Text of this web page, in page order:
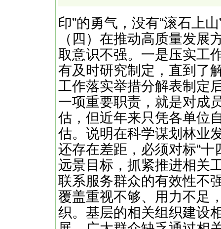
印”的勇气，没有“滚石上
（四）在推动高质量发展
取意识不强。一是压实工
有及时研究制定，直到了
工作落实举措分解表制定
一项重要职责，就是对成
估，但近年来只凭各单位
估。说明在科学谋划林业
还存在差距，必须对标“
远景目标，抓紧推进相关
联系服务群众的有效性不
覆盖重视不够、用力不足
织。基层的相关组织建设